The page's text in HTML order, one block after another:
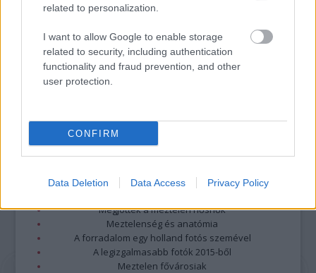
related to personalization.
I want to allow Google to enable storage
related to security, including authentication
functionality and fraud prevention, and other
user protection.
CONFIRM
Data Deletion Data Access Privacy Policy
nem vállal, azokat nem ellenőrzi. Kifogás esetén forduljon a blog szerkesztőjéhez.
Legolvasottabb
Top 10: ezek a legjobb szerelmes filmek
Megjöttek a meztelen hősnők
Meztelenség és anatómia
A forradalom egy holland fotós szemével
A legizgalmasabb fotók 2015-ből
Meztelen fővárosiak